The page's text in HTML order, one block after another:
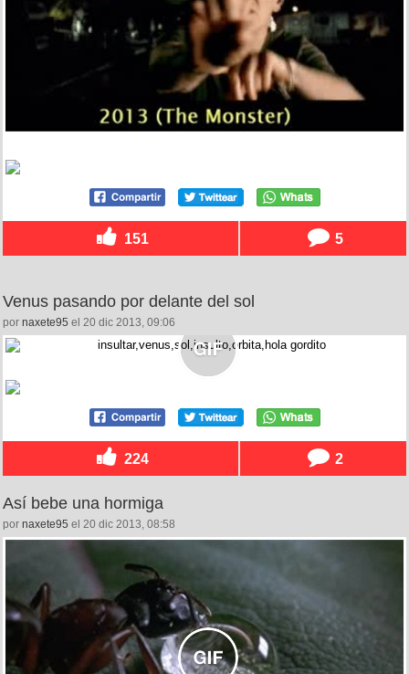
151 5
Venus pasando por delante del sol
por naxete95 el 20 dic 2013, 09:06
224 2
Así bebe una hormiga
por naxete95 el 20 dic 2013, 08:58